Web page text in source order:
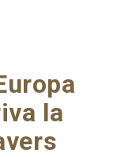
la